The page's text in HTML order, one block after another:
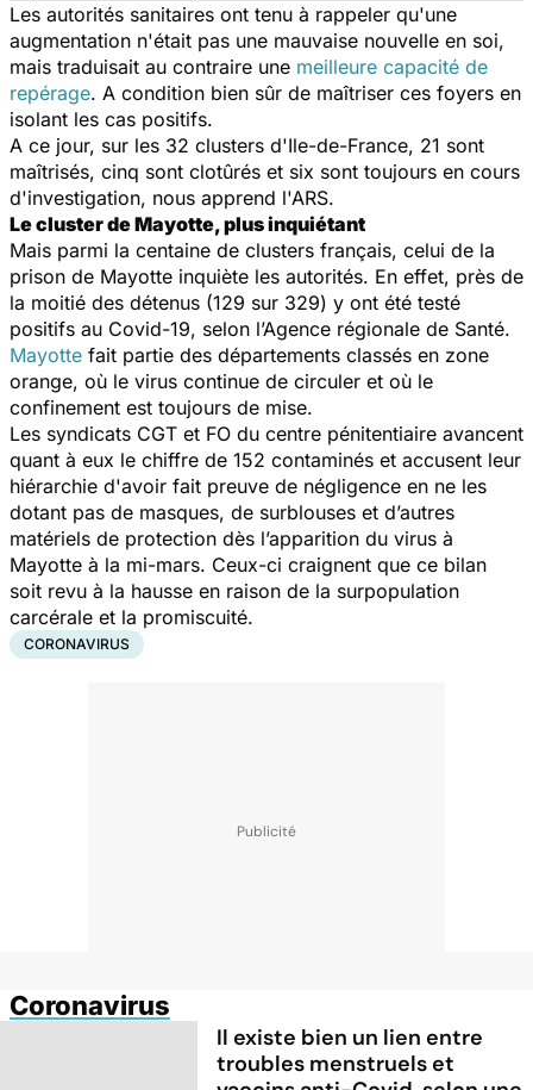
Les autorités sanitaires ont tenu à rappeler qu'une
augmentation n'était pas une mauvaise nouvelle en soi,
mais traduisait au contraire une meilleure capacité de
repérage. A condition bien sûr de maîtriser ces foyers en
isolant les cas positifs.
A ce jour, sur les 32 clusters d'Ile-de-France, 21 sont
maîtrisés, cinq sont clotûrés et six sont toujours en cours
d'investigation, nous apprend l'ARS.
Le cluster de Mayotte, plus inquiétant
Mais parmi la centaine de clusters français, celui de la
prison de Mayotte inquiète les autorités. En effet, près de
la moitié des détenus (129 sur 329) y ont été testé
positifs au Covid-19, selon l’Agence régionale de Santé.
Mayotte fait partie des départements classés en zone
orange, où le virus continue de circuler et où le
confinement est toujours de mise.
Les syndicats CGT et FO du centre pénitentiaire avancent
quant à eux le chiffre de 152 contaminés et accusent leur
hiérarchie d'avoir fait preuve de négligence en ne les
dotant pas de masques, de surblouses et d’autres
matériels de protection dès l’apparition du virus à
Mayotte à la mi-mars. Ceux-ci craignent que ce bilan
soit revu à la hausse en raison de la surpopulation
carcérale et la promiscuité.
CORONAVIRUS
Coronavirus
Il existe bien un lien entre
troubles menstruels et